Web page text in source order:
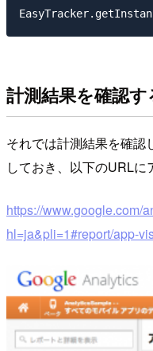
計測結果を確認す
それでは計測結果を確認
しておき、以下のURLに
https://www.google.com/
hl=ja&pli=1#report/app-